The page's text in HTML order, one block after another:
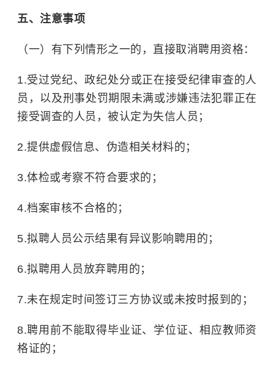
五、注意事项
（一）有下列情形之一的，直接取消聘用资格：
1.受过党纪、政纪处分或正在接受纪律审查的人
员，以及刑事处罚期限未满或涉嫌违法犯罪正在
接受调查的人员，被认定为失信人员；
2.提供虚假信息、伪造相关材料的；
3.体检或考察不符合要求的；
4.档案审核不合格的；
5.拟聘人员公示结果有异议影响聘用的；
6.拟聘用人员放弃聘用的；
7.未在规定时间签订三方协议或未按时报到的；
8.聘用前不能取得毕业证、学位证、相应教师资
格证的；